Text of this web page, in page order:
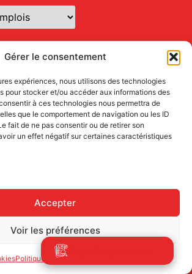
Gérer le consentement
expériences, nous utilisons des technologies
pour stocker et/ou accéder aux informations des
à ces technologies nous permettra de
que le comportement de navigation ou les ID
fait de ne pas consentir ou de retirer son
un effet négatif sur certaines caractéristiques
Accepter
Voir les préférences
Politique de confidentialité
des offres, pensez à réinitialiser la